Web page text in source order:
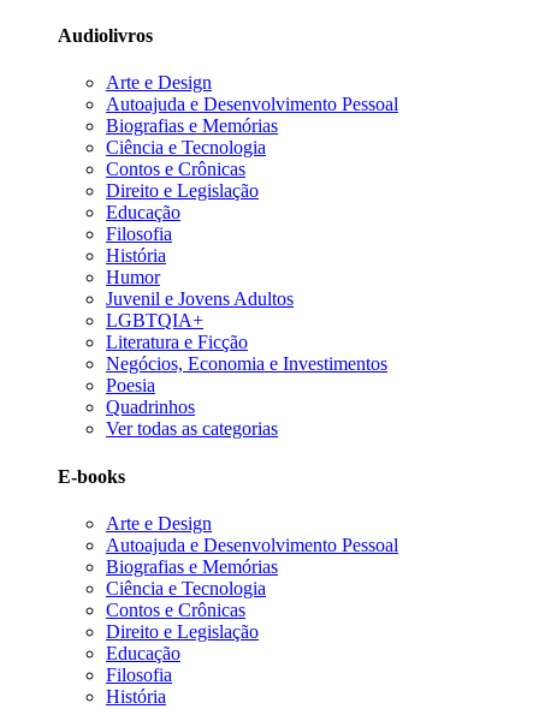
Audiolivros
Arte e Design
Autoajuda e Desenvolvimento Pessoal
Biografias e Memórias
Ciência e Tecnologia
Contos e Crônicas
Direito e Legislação
Educação
Filosofia
História
Humor
Juvenil e Jovens Adultos
LGBTQIA+
Literatura e Ficção
Negócios, Economia e Investimentos
Poesia
Quadrinhos
Ver todas as categorias
E-books
Arte e Design
Autoajuda e Desenvolvimento Pessoal
Biografias e Memórias
Ciência e Tecnologia
Contos e Crônicas
Direito e Legislação
Educação
Filosofia
História